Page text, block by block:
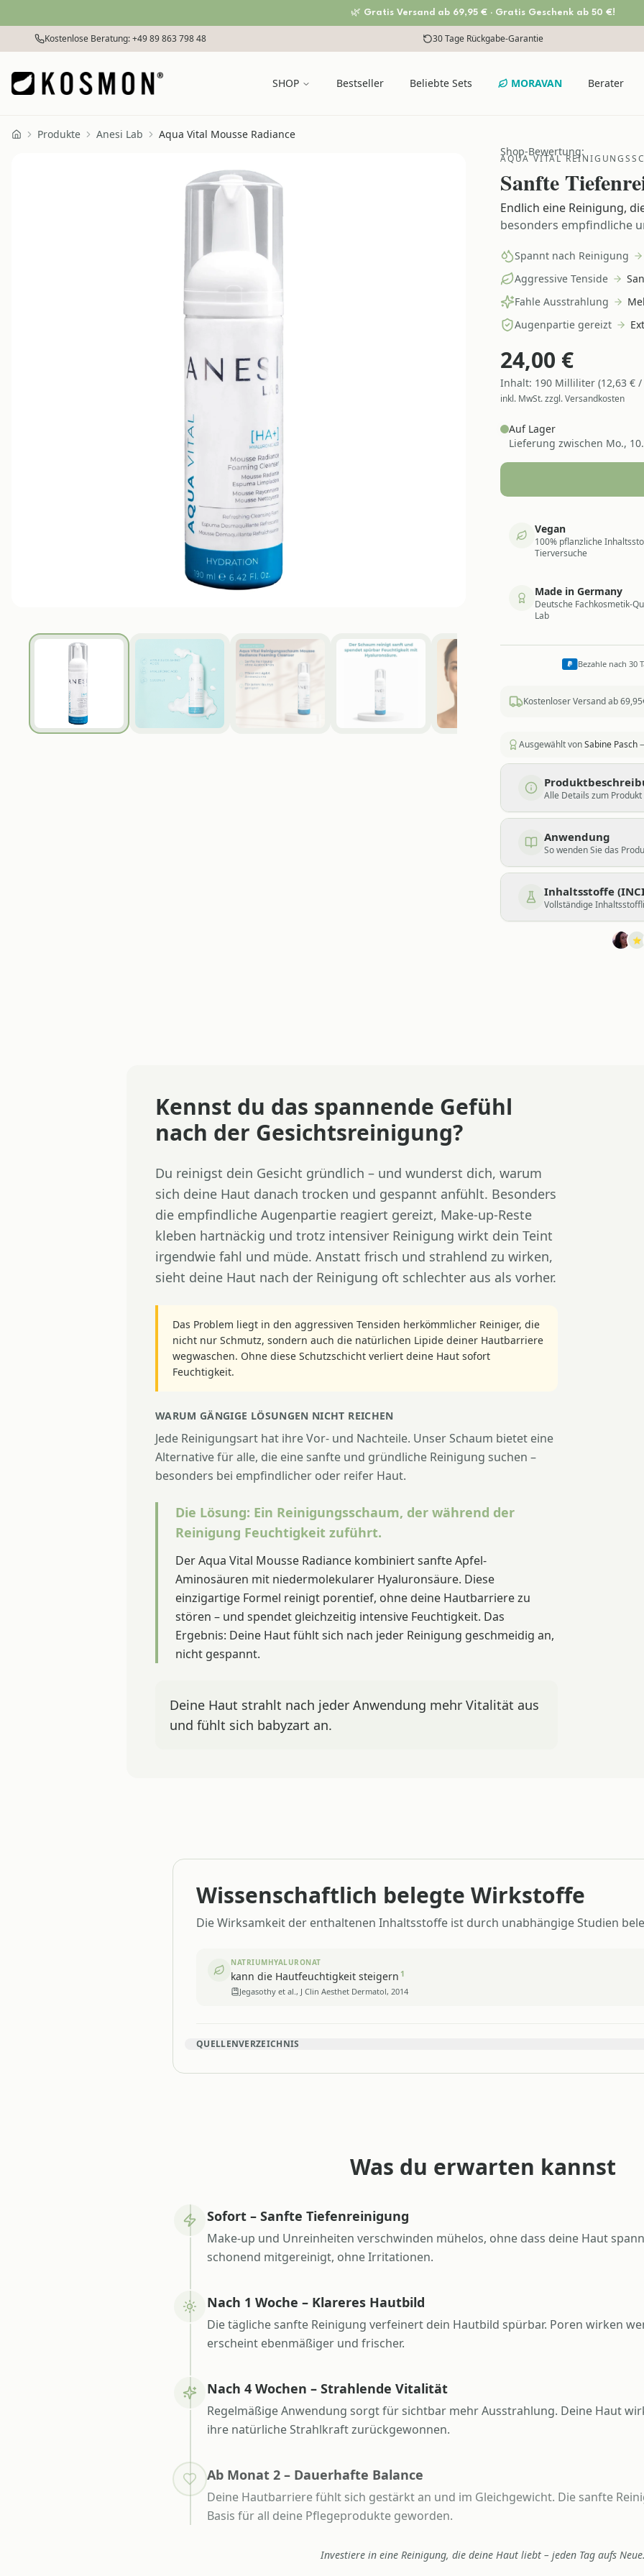
🌿 Gratis Versand ab 69,95 € · Gratis Geschenk ab 50 €!
Zum Inhalt springen
Kostenlose Beratung: +49 89 863 798 48 Versandkostenfrei ab 69,95 €
SHOP Bestseller Beliebte Sets MORAVAN Berater
HomeProdukte Anesi Lab
Aqua Vital Mousse Radiance
Shop-Bewertung:
AQUA VITAL
Sanfte
Endlich eine Reinigung,
besonders empfindliche
Spannt nach Reinigung
Aggressive Tenside
Fahle Ausstrahlung
Augenpartie gereizt
24,00 €
Inhalt: 190 Milliliter (12,63 € /
inkl. MwSt. zzgl. Versandkosten
Auf Lager
Lieferung zwischen Mo.,
Vegan
100% pflanzliche
Tierversuche
Made in Germany
Deutsche Fachkosmetik-
Lab
Bezahle nach 30
Kostenloser Versand ab
Ausgewählt vonSabine Pasch
Alle Details zum Produkt
Anwendung
So wenden Sie das
Inhaltsstoffe
Vollständige
⭐
Kennst du das spannende Gefühl
nach der Gesichtsreinigung?
Du reinigst dein Gesicht gründlich – und wunderst dich, warum
sich deine Haut danach trocken und gespannt anfühlt. Besonders
die empfindliche Augenpartie reagiert gereizt, Make-up-Reste
kleben hartnäckig und trotz intensiver Reinigung wirkt dein Teint
irgendwie fahl und müde. Anstatt frisch und strahlend zu wirken,
sieht deine Haut nach der Reinigung oft schlechter aus als vorher.
Das Problem liegt in den aggressiven Tensiden herkömmlicher Reiniger, die
nicht nur Schmutz, sondern auch die natürlichen Lipide deiner Hautbarriere
wegwaschen. Ohne diese Schutzschicht verliert deine Haut sofort
Feuchtigkeit.
WARUM GÄNGIGE LÖSUNGEN NICHT REICHEN
Jede Reinigungsart hat ihre Vor- und Nachteile. Unser Schaum bietet eine
Alternative für alle, die eine sanfte und gründliche Reinigung suchen –
besonders bei empfindlicher oder reifer Haut.
Die Lösung: Ein Reinigungsschaum, der während der
Reinigung Feuchtigkeit zuführt.
Der Aqua Vital Mousse Radiance kombiniert sanfte Apfel-
Aminosäuren mit niedermolekularer Hyaluronsäure. Diese
einzigartige Formel reinigt porentief, ohne deine Hautbarriere zu
stören – und spendet gleichzeitig intensive Feuchtigkeit. Das
Ergebnis: Deine Haut fühlt sich nach jeder Reinigung geschmeidig an,
nicht gespannt.
Deine Haut strahlt nach jeder Anwendung mehr Vitalität aus
und fühlt sich babyzart an.
Wissenschaftlich belegte Wirkstoffe
Die Wirksamkeit der enthaltenen Inhaltsstoffe ist durch unabhängige Studien
NATRIUMHYALURONAT
kann die Hautfeuchtigkeit steigern 1
Jegasothy et al., J Clin Aesthet Dermatol, 2014
QUELLENVERZEICHNIS
Was du erwarten kannst
Sofort – Sanfte Tiefenreinigung
Make-up und Unreinheiten verschwinden mühelos, ohne dass deine Haut
schonend mitgereinigt, ohne Irritationen.
Nach 1 Woche – Klareres Hautbild
Die tägliche sanfte Reinigung verfeinert dein Hautbild spürbar. Poren wirken
erscheint ebenmäßiger und frischer.
Nach 4 Wochen – Strahlende Vitalität
Regelmäßige Anwendung sorgt für sichtbar mehr Ausstrahlung. Deine Haut
ihre natürliche Strahlkraft zurückgewonnen.
Ab Monat 2 – Dauerhafte Balance
Deine Hautbarriere fühlt sich gestärkt an und im Gleichgewicht. Die sanfte
Basis für all deine Pflegeprodukte geworden.
Investiere in eine Reinigung, die deine Haut liebt – jeden Tag aufs